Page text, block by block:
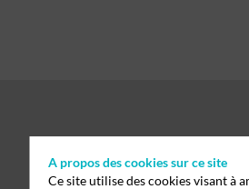
A propos des cookies sur ce site
Ce site utilise des cookies visant à